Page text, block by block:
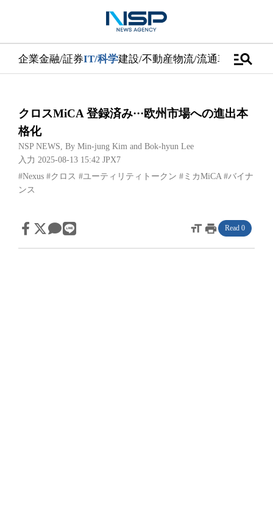
企業金融/証券IT/科学建設/不動産物流/流通車 医学/健康
manage_search
クロスMiCA 登録済み···欧州市場への進出本
格化
NSP NEWS, By Min-jung Kim and Bok-hyun Lee
入力 2025-08-13 15:42 JPX7
#Nexus #クロス #ユーティリティトークン #ミカMiCA #バイナ
ンス
format_sizeprint Read 0